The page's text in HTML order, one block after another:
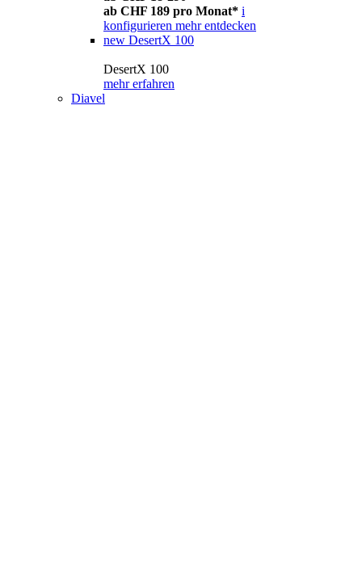
ab CHF 189 pro Monat* i
konfigurieren mehr entdecken
new DesertX 100
DesertX 100
mehr erfahren
Diavel